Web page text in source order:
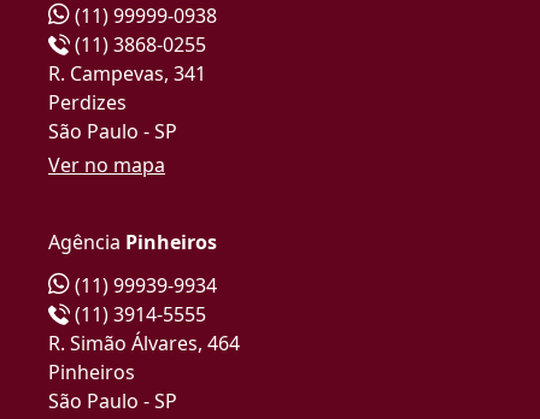
(11) 99999-0938
(11) 3868-0255
R. Campevas, 341
Perdizes
São Paulo - SP
Ver no mapa
Agência Pinheiros
(11) 99939-9934
(11) 3914-5555
R. Simão Álvares, 464
Pinheiros
São Paulo - SP